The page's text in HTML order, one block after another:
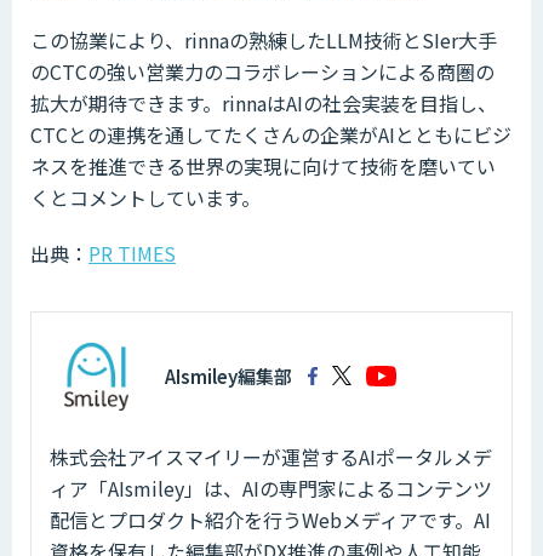
この協業により、rinnaの熟練したLLM技術とSIer大手
のCTCの強い営業力のコラボレーションによる商圏の
拡大が期待できます。rinnaはAIの社会実装を目指し、
CTCとの連携を通してたくさんの企業がAIとともにビジ
ネスを推進できる世界の実現に向けて技術を磨いてい
くとコメントしています。
出典： PR TIMES
AIsmiley編集部
株式会社アイスマイリーが運営するAIポータルメデ
ィア「AIsmiley」は、AIの専門家によるコンテンツ
配信とプロダクト紹介を行うWebメディアです。AI